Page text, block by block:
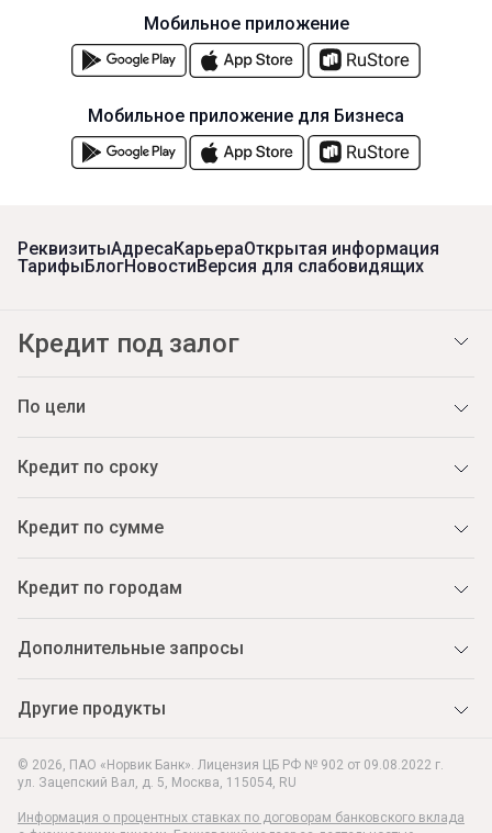
© 2026, ПАО «Норвик Банк». Лицензия ЦБ РФ № 902 от 09.08.2022 г.
ул. Зацепский Вал, д. 5, Москва, 115054, RU
Информация о процентных ставках по договорам банковского вклада
РеквизитыАдресаКарьераОткрытая информация
ТарифыБлогНовостиВерсия для слабовидящих
Кредит под залог
По цели
Кредит по сроку
Кредит по сумме
Кредит по городам
Дополнительные запросы
Другие продукты
Мобильное приложение
Мобильное приложение для Бизнеса